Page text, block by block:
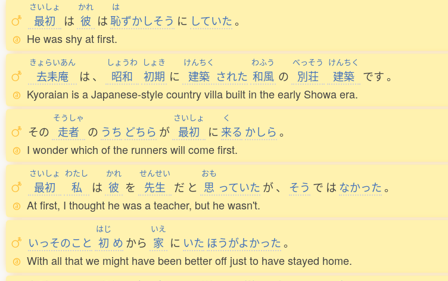
さいしょ
最初 は
かれ
彼 は
は
恥ずかしそう に していた。
He was shy at first.
きょらいあん
去耒庵 は 、
しょうわ
昭和
しょき
初期 に
けんちく
建築 された
わふう
和風 の
べっそう
別荘
けんちく
建築 です。
Kyoraian is a Japanese-style country villa built in the early Showa era.
その
そうしゃ
走者 の うち どちら が
さいしょ
最初 に
く
来る かしら 。
I wonder which of the runners will come first.
さいしょ
最初
わたし
私 は
かれ
彼 を
せんせい
先生 だ と
おも
思 っていた が、 そう で は なかった。
At first, I thought he was a teacher, but he wasn't.
いっそのこと
はじ
初 め から
いえ
家 に いた ほうがよかった。
With all that we might have been better off just to have stayed home.